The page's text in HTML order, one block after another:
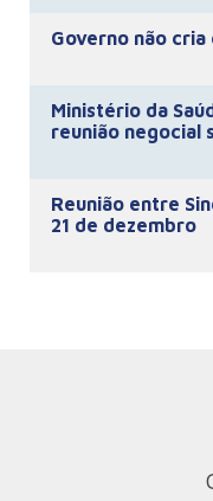
Governo não cria
Ministério da
reunião negocial
Reunião entre
21 de dezembro